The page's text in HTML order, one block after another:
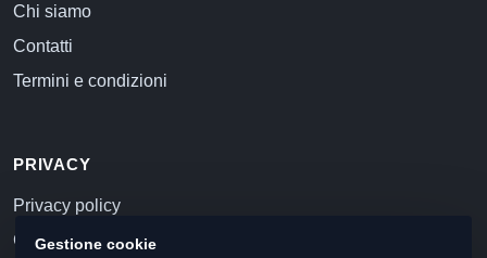
Chi siamo
Contatti
Termini e condizioni
PRIVACY
Privacy policy
Cookie policy
Gestione cookie